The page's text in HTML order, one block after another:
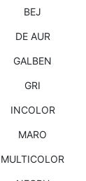
BEJ
DE AUR
GALBEN
GRI
INCOLOR
MARO
MULTICOLOR